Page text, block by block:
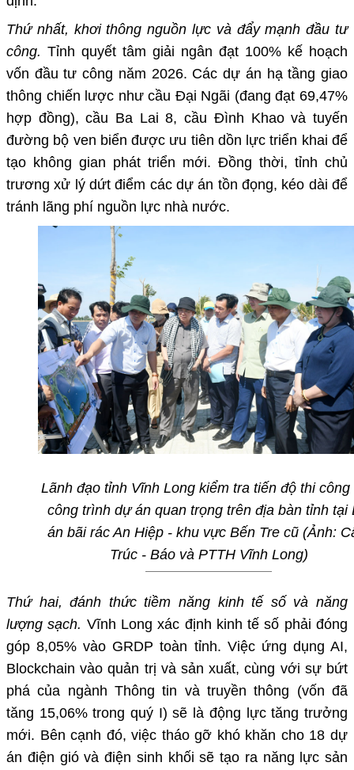
Thứ nhất, khơi thông nguồn lực và đẩy mạnh đầu tư
công. Tỉnh quyết tâm giải ngân đạt 100% kế hoạch
vốn đầu tư công năm 2026. Các dự án hạ tầng giao
thông chiến lược như cầu Đại Ngãi (đang đạt 69,47%
hợp đồng), cầu Ba Lai 8, cầu Đình Khao và tuyến
đường bộ ven biển được ưu tiên dồn lực triển khai để
tạo không gian phát triển mới. Đồng thời, tỉnh chủ
trương xử lý dứt điểm các dự án tồn đọng, kéo dài để
tránh lãng phí nguồn lực nhà nước.
Lãnh đạo tỉnh Vĩnh Long kiểm tra tiến độ thi công
công trình dự án quan trọng trên địa bàn tỉnh tại
án bãi rác An Hiệp - khu vực Bến Tre cũ (Ảnh:
Trúc - Báo và PTTH Vĩnh Long)
Thứ hai, đánh thức tiềm năng kinh tế số và năng
lượng sạch. Vĩnh Long xác định kinh tế số phải đóng
góp 8,05% vào GRDP toàn tỉnh. Việc ứng dụng AI,
Blockchain vào quản trị và sản xuất, cùng với sự bứt
phá của ngành Thông tin và truyền thông (vốn đã
tăng 15,06% trong quý I) sẽ là động lực tăng trưởng
mới. Bên cạnh đó, việc tháo gỡ khó khăn cho 18 dự
án điện gió và điện sinh khối sẽ tạo ra năng lực sản